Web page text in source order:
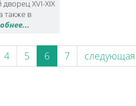
дворец ХVI-ХIХ
также в
4 5 6 7 следующая